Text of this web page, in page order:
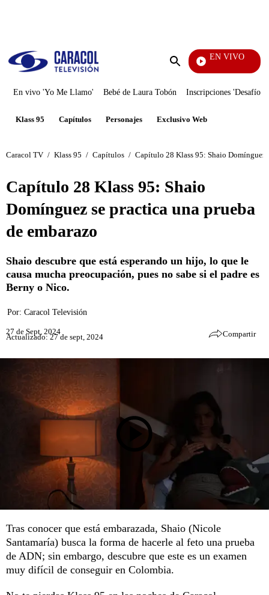
Enviar
EN VIVO
En vivo 'Yo Me Llamo' Bebé de Laura Tobón Inscripciones 'Desafío'
Klass 95 Capítulos Personajes Exclusivo Web
Caracol TV / Klass 95 / Capítulos / Capítulo 28 Klass 95: Shaio Domínguez
Capítulo 28 Klass 95: Shaio
Domínguez se practica una prueba
de embarazo
Shaio descubre que está esperando un hijo, lo que le
causa mucha preocupación, pues no sabe si el padre es
Berny o Nico.
Por: Caracol Televisión
27 de Sept, 2024
Actualizado: 27 de sept, 2024 Compartir
Tras conocer que está embarazada, Shaio (Nicole
Santamaría) busca la forma de hacerle al feto una prueba
de ADN; sin embargo, descubre que este es un examen
muy difícil de conseguir en Colombia.